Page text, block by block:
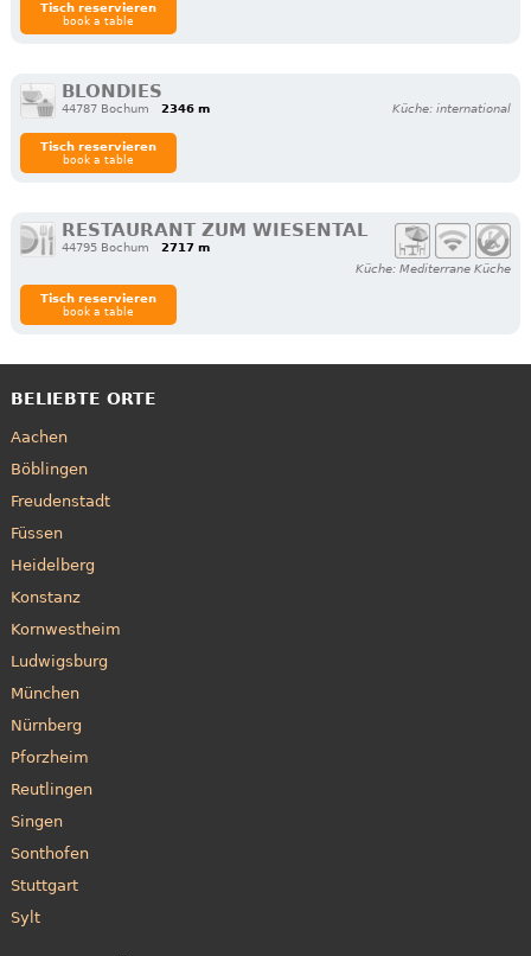
Tisch reservieren
book a table
BLONDIES
44787 Bochum 2346 m Küche: international
Tisch reservieren
book a table
RESTAURANT ZUM WIESENTAL
44795 Bochum
2717 m
Küche: Mediterrane Küche
Tisch reservieren
book a table
BELIEBTE ORTE
Aachen
Böblingen
Freudenstadt
Füssen
Heidelberg
Konstanz
Kornwestheim
Ludwigsburg
München
Nürnberg
Pforzheim
Reutlingen
Singen
Sonthofen
Stuttgart
Sylt